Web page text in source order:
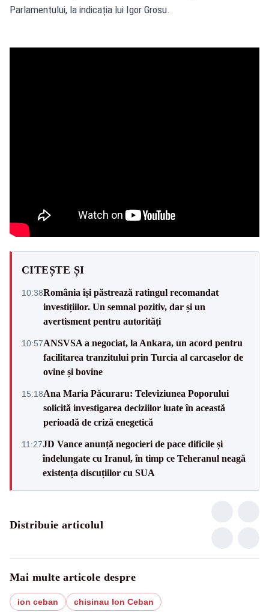
Parlamentului, la indicația lui Igor Grosu.
CITEȘTE ȘI
10:38România își păstrează ratingul recomandat
investițiilor. Un semnal pozitiv, dar și un
avertisment pentru autorități
10:57ANSVSA a negociat, la Ankara, un acord pentru
facilitarea tranzitului prin Turcia al carcaselor de
ovine și bovine
15:18Ana Maria Păcuraru: Televiziunea Poporului
solicită investigarea deciziilor luate în această
perioadă de criză enegetică
11:27JD Vance anunță negocieri de pace dificile și
îndelungate cu Iranul, în timp ce Teheranul neagă
existența discuțiilor cu SUA
Distribuie articolul
Mai multe articole despre
ion ceban chisinau Ion Ceban